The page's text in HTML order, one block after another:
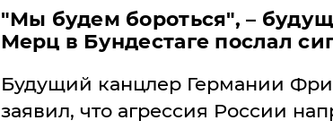
​"Мы будем бороться", –
Мерц в Бундестаге послал
Будущий канцлер Германии
заявил, что агрессия России